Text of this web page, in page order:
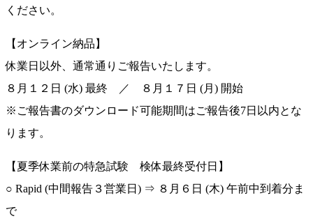
ください。
【オンライン納品】
休業日以外、通常通りご報告いたします。
８月１２日 (水) 最終 ／ ８月１７日 (月) 開始
※ご報告書のダウンロード可能期間はご報告後7日以内とな
ります。
【夏季休業前の特急試験 検体最終受付日】
○ Rapid (中間報告３営業日) ⇒ ８月６日 (木) 午前中到着分ま
で